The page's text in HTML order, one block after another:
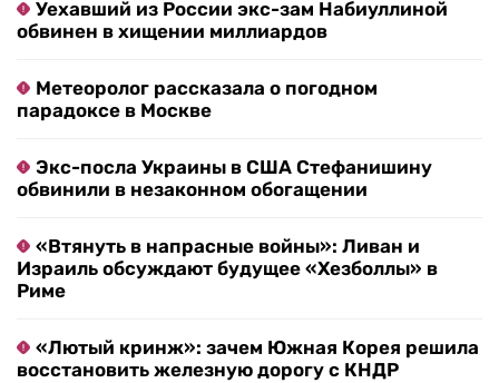
Уехавший из России экс-зам Набиуллиной
обвинен в хищении миллиардов
Метеоролог рассказала о погодном
парадоксе в Москве
Экс-посла Украины в США Стефанишину
обвинили в незаконном обогащении
«Втянуть в напрасные войны»: Ливан и
Израиль обсуждают будущее «Хезболлы» в
Риме
«Лютый кринж»: зачем Южная Корея решила
восстановить железную дорогу с КНДР